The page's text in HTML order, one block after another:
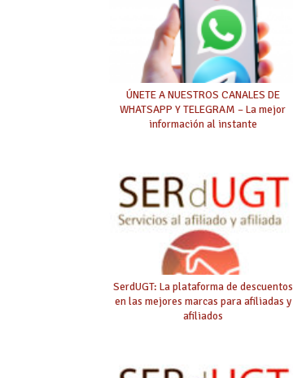
ÚNETE A NUESTROS CANALES DE
WHATSAPP Y TELEGRAM – La mejor
información al instante
SerdUGT: La plataforma de descuentos
en las mejores marcas para afiliadas y
afiliados